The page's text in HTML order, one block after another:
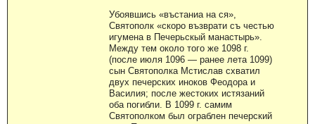
Убоявшись «въстаниа на ся»,
Святополк «скоро възврати съ честью
игумена в Печерьскый манастырь».
Между тем около того же 1098 г.
(после июля 1096 — ранее лета 1099)
сын Святополка Мстислав схватил
двух печерских иноков Феодора и
Василия; после жестоких истязаний
оба погибли. В 1099 г. самим
Святополком был ограблен печерский